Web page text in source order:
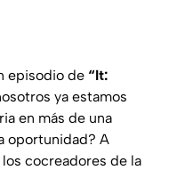
episodio de “It:
ya estamos
en más de una
oportunidad? A
cocreadores de la